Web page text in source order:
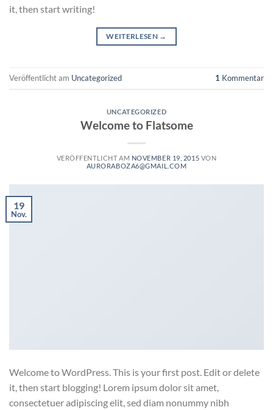
it, then start writing!
WEITERLESEN →
Veröffentlicht am Uncategorized 1 Kommentar
UNCATEGORIZED
Welcome to Flatsome
VERÖFFENTLICHT AM NOVEMBER 19, 2015 VON
AURORABOZA6@GMAIL.COM
19
Nov.
Welcome to WordPress. This is your first post. Edit or delete
it, then start blogging! Lorem ipsum dolor sit amet,
consectetuer adipiscing elit, sed diam nonummy nibh